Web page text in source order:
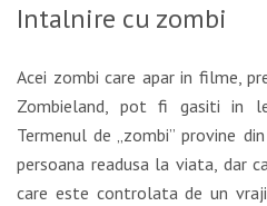
Intalnire cu zombi
Acei zombi care apar in filme,
Zombieland, pot fi gasiti in
Termenul de „zombi” provine
persoana readusa la viata, dar
care este controlata de un